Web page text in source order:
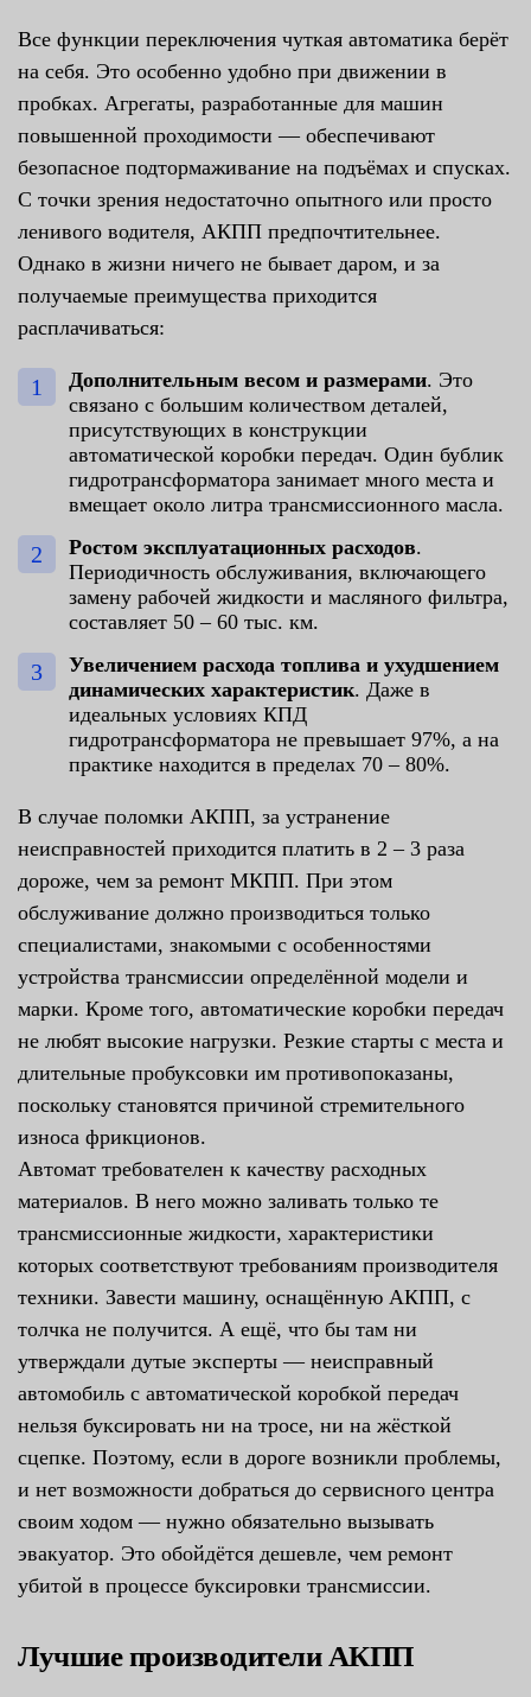
Все функции переключения чуткая автоматика берёт
на себя. Это особенно удобно при движении в
пробках. Агрегаты, разработанные для машин
повышенной проходимости — обеспечивают
безопасное подтормаживание на подъёмах и спусках.
С точки зрения недостаточно опытного или просто
ленивого водителя, АКПП предпочтительнее.
Однако в жизни ничего не бывает даром, и за
получаемые преимущества приходится
расплачиваться:
Дополнительным весом и размерами. Это
связано с большим количеством деталей,
присутствующих в конструкции
автоматической коробки передач. Один бублик
гидротрансформатора занимает много места и
вмещает около литра трансмиссионного масла.
Ростом эксплуатационных расходов.
Периодичность обслуживания, включающего
замену рабочей жидкости и масляного фильтра,
составляет 50 – 60 тыс. км.
Увеличением расхода топлива и ухудшением
динамических характеристик. Даже в
идеальных условиях КПД
гидротрансформатора не превышает 97%, а на
практике находится в пределах 70 – 80%.
В случае поломки АКПП, за устранение
неисправностей приходится платить в 2 – 3 раза
дороже, чем за ремонт МКПП. При этом
обслуживание должно производиться только
специалистами, знакомыми с особенностями
устройства трансмиссии определённой модели и
марки. Кроме того, автоматические коробки передач
не любят высокие нагрузки. Резкие старты с места и
длительные пробуксовки им противопоказаны,
поскольку становятся причиной стремительного
износа фрикционов.
Автомат требователен к качеству расходных
материалов. В него можно заливать только те
трансмиссионные жидкости, характеристики
которых соответствуют требованиям производителя
техники. Завести машину, оснащённую АКПП, с
толчка не получится. А ещё, что бы там ни
утверждали дутые эксперты — неисправный
автомобиль с автоматической коробкой передач
нельзя буксировать ни на тросе, ни на жёсткой
сцепке. Поэтому, если в дороге возникли проблемы,
и нет возможности добраться до сервисного центра
своим ходом — нужно обязательно вызывать
эвакуатор. Это обойдётся дешевле, чем ремонт
убитой в процессе буксировки трансмиссии.
Лучшие производители АКПП